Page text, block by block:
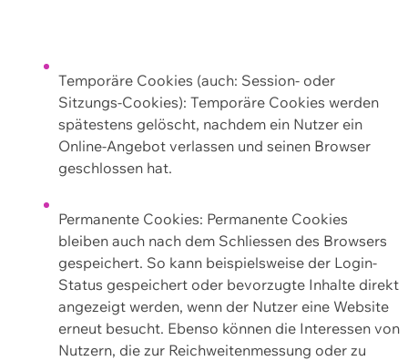
Temporäre Cookies (auch: Session- oder
Sitzungs-Cookies): Temporäre Cookies werden
spätestens gelöscht, nachdem ein Nutzer ein
Online-Angebot verlassen und seinen Browser
geschlossen hat.
Permanente Cookies: Permanente Cookies
bleiben auch nach dem Schliessen des Browsers
gespeichert. So kann beispielsweise der Login-
Status gespeichert oder bevorzugte Inhalte direkt
angezeigt werden, wenn der Nutzer eine Website
erneut besucht. Ebenso können die Interessen von
Nutzern, die zur Reichweitenmessung oder zu